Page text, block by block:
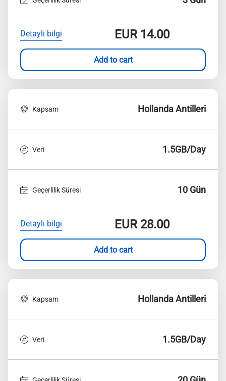
Detaylı bilgi EUR14.00
Add to cart
Kapsam Hollanda Antilleri
Veri 1.5GB/Day
Geçerlilik Süresi 10 Gün
Detaylı bilgi EUR28.00
Add to cart
Kapsam Hollanda Antilleri
Veri 1.5GB/Day